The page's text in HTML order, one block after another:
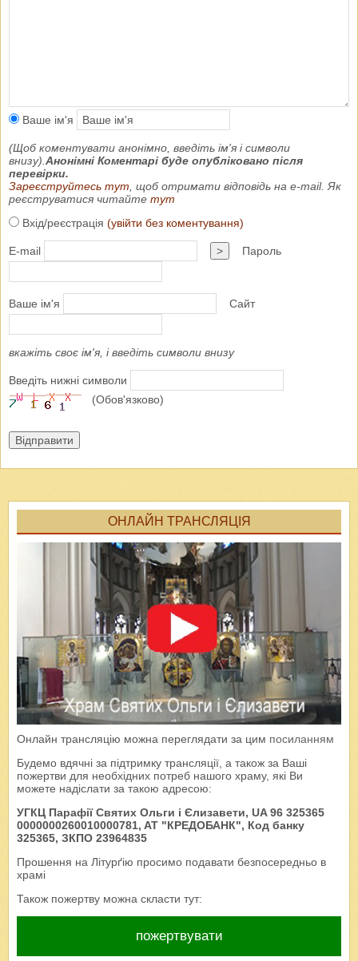
Ваше ім'я
(Щоб коментувати анонімно, введіть ім'я і символи
внизу). Анонімні Коментарі буде опубліковано після
перевірки.
Зареєструйтесь тут , щоб отримати відповідь на e-mail. Як
реєструватися читайте тут
Вхід/реєстрація (увійти без коментування)
E-mail > Пароль
Ваше ім'я Сайт
вкажіть своє ім'я, і введіть символи внизу
Введіть нижні символи
(Обов'язково)
Відправити
ОНЛАЙН ТРАНСЛЯЦІЯ
Онлайн трансляцію можна переглядати за цим посиланням
Будемо вдячні за підтримку трансляції, а також за Ваші
пожертви для необхідних потреб нашого храму, які Ви
можете надіслати за такою адресою:
УГКЦ Парафії Святих Ольги і Єлизавети, UA 96 325365
0000000260010000781, AT "КРЕДОБАНК", Код банку
325365, ЗКПО 23964835
Прошення на Літурґію просимо подавати безпосередньо в
храмі
Також пожертву можна скласти тут:
пожертвувати